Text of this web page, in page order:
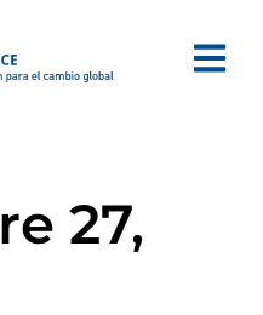
27,